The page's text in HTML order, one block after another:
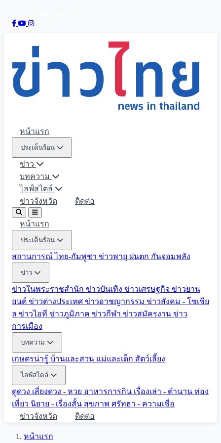
หน้าแรก
ประเด็นร้อน
ข่าว
บทความ
ไลฟ์สไตล์
ข่าวจังหวัด
ติดต่อ
หน้าแรก
ประเด็นร้อน
สถานการณ์ ไทย-กัมพูชา ข่าวพายุ ฝนตก กันจอมพลัง
ข่าว
ข่าวในพระราชสำนัก ข่าวบันเทิง ข่าวเศรษฐกิจ ข่าวยาน
ยนต์ ข่าวต่างประเทศ ข่าวอาชญากรรม ข่าวสังคม - โซเชีย
ล ข่าวไอที ข่าวภูมิภาค ข่าวกีฬา ข่าวสมัครงาน ข่าว
การเมือง
บทความ
เกษตรน่ารู้ บ้านและสวน แม่และเด็ก สัตว์เลี้ยง
ไลฟ์สไตล์
ดูดวง เสี่ยงดวง - หวย อาหารการกิน เรื่องเล่า - ตำนาน ท่อง
เที่ยว นิยาย - เรื่องสั้น สุขภาพ ศรัทธา - ความเชื่อ
ข่าวจังหวัด
ติดต่อ
หน้าแรก